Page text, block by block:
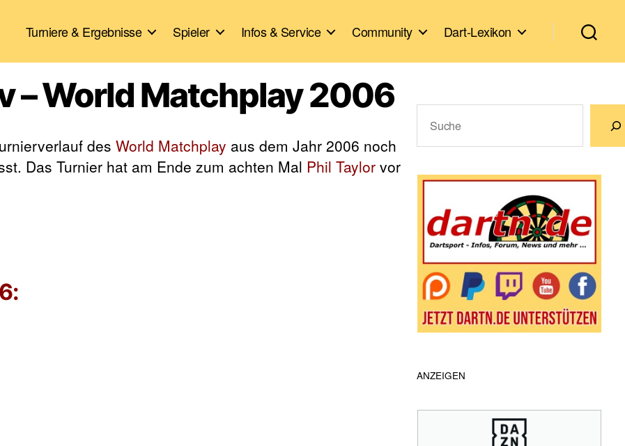
Turniere & Ergebnisse Spieler Infos & Service Community Dart-Lexikon
– World Matchplay 2006
des World Matchplay aus dem Jahr 2006 noch
Das Turnier hat am Ende zum achten Mal Phil Taylor vor
ANZEIGEN